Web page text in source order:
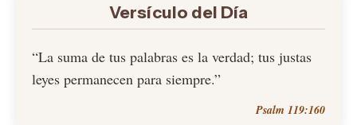
Versículo del Día
“La suma de tus palabras es la verdad; tus justas
leyes permanecen para siempre.”
Psalm 119:160